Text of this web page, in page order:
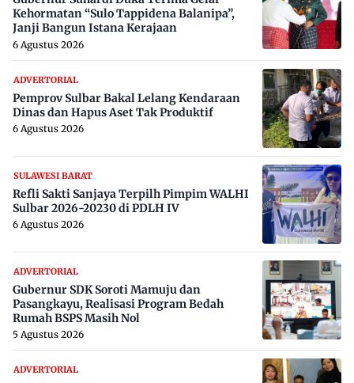
Kehormatan “Sulo Tappidena Balanipa”,
Janji Bangun Istana Kerajaan
6 Agustus 2026
ADVERTORIAL
Pemprov Sulbar Bakal Lelang Kendaraan
Dinas dan Hapus Aset Tak Produktif
6 Agustus 2026
SULAWESI BARAT
Refli Sakti Sanjaya Terpilh Pimpim WALHI
Sulbar 2026-20230 di PDLH IV
6 Agustus 2026
ADVERTORIAL
Gubernur SDK Soroti Mamuju dan
Pasangkayu, Realisasi Program Bedah
Rumah BSPS Masih Nol
5 Agustus 2026
ADVERTORIAL